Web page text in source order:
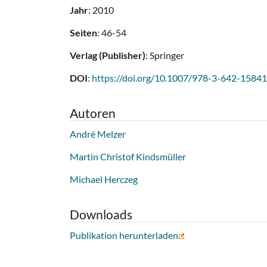
Jahr: 2010
Seiten: 46-54
Verlag (Publisher): Springer
DOI: https://doi.org/10.1007/978-3-642-
Autoren
André Melzer
Martin Christof Kindsmüller
Michael Herczeg
Downloads
Publikation herunterladen